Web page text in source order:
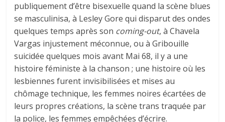
publiquement d’être bisexuelle quand la scène blues
se masculinisa, à Lesley Gore qui disparut des ondes
quelques temps après son coming-out, à Chavela
Vargas injustement méconnue, ou à Gribouille
suicidée quelques mois avant Mai 68, il y a une
histoire féministe à la chanson ; une histoire où les
lesbiennes furent invisibilisées et mises au
chômage technique, les femmes noires écartées de
leurs propres créations, la scène trans traquée par
la police, les femmes empêchées d’écrire.